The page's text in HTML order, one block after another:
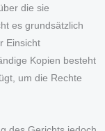
die sie
es grundsätzlich
Einsicht
Kopien besteht
um die Rechte